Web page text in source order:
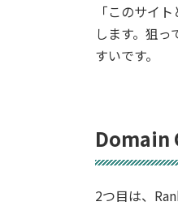
「このサイ
します。狙
すいです。
Domain
2つ目は、